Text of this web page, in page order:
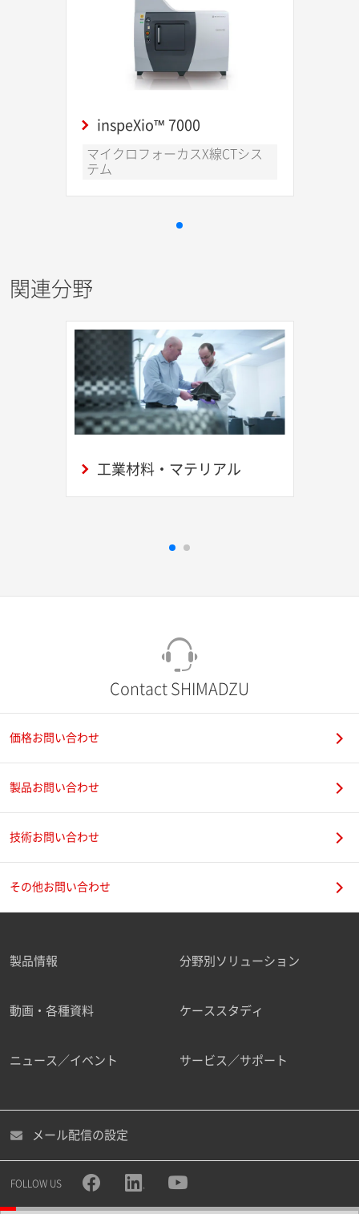
inspeXio™ 7000
マイクロフォーカスX線CTシス
テム
関連分野
工業材料・マテリアル
Contact SHIMADZU
価格お問い合わせ
製品お問い合わせ
技術お問い合わせ
その他お問い合わせ
製品情報 分野別ソリューション
動画・各種資料 ケーススタディ
ニュース／イベント サービス／サポート
メール配信の設定
FOLLOW US